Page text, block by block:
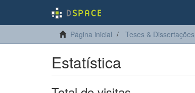
Página inicial Teses & Dissertações
Estatística